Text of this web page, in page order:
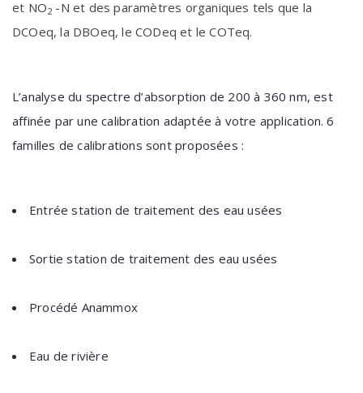
et NO2 -N et des paramètres organiques tels que la
DCOeq, la DBOeq, le CODeq et le COTeq.
L’analyse du spectre d’absorption de 200 à 360 nm, est
affinée par une calibration adaptée à votre application. 6
familles de calibrations sont proposées :
Entrée station de traitement des eau usées
Sortie station de traitement des eau usées
Procédé Anammox
Eau de rivière